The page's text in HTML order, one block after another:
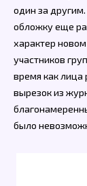
один за
обложку еще
характер
участников
время как
вырезок из
было